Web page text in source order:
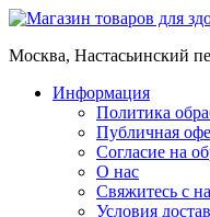
Москва, Настасьинский
Информация
Политика
Публичная
Согласие на
О нас
Свяжитесь с
Условия